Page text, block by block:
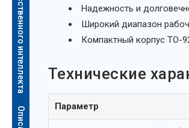
Надежность и
Широкий диапазон
Компактный корпус TO-
Технические
Параметр